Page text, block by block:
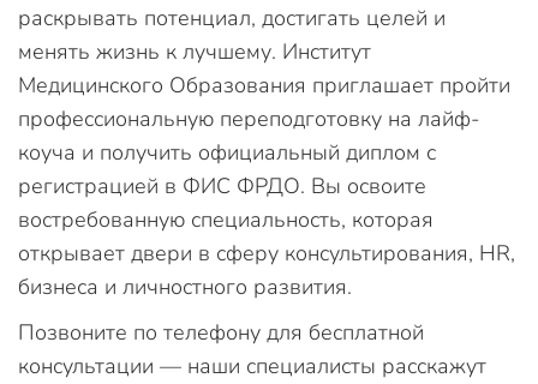
раскрывать потенциал, достигать целей и
менять жизнь к лучшему. Институт
Медицинского Образования приглашает пройти
профессиональную переподготовку на лайф-
коуча и получить официальный диплом с
регистрацией в ФИС ФРДО. Вы освоите
востребованную специальность, которая
открывает двери в сферу консультирования, HR,
бизнеса и личностного развития.
Позвоните по телефону для бесплатной
консультации — наши специалисты расскажут